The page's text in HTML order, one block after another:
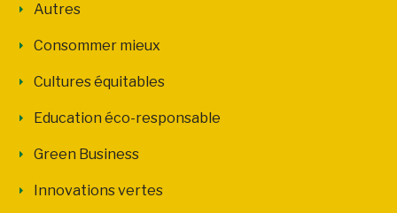
Autres
Consommer mieux
Cultures équitables
Education éco-responsable
Green Business
Innovations vertes